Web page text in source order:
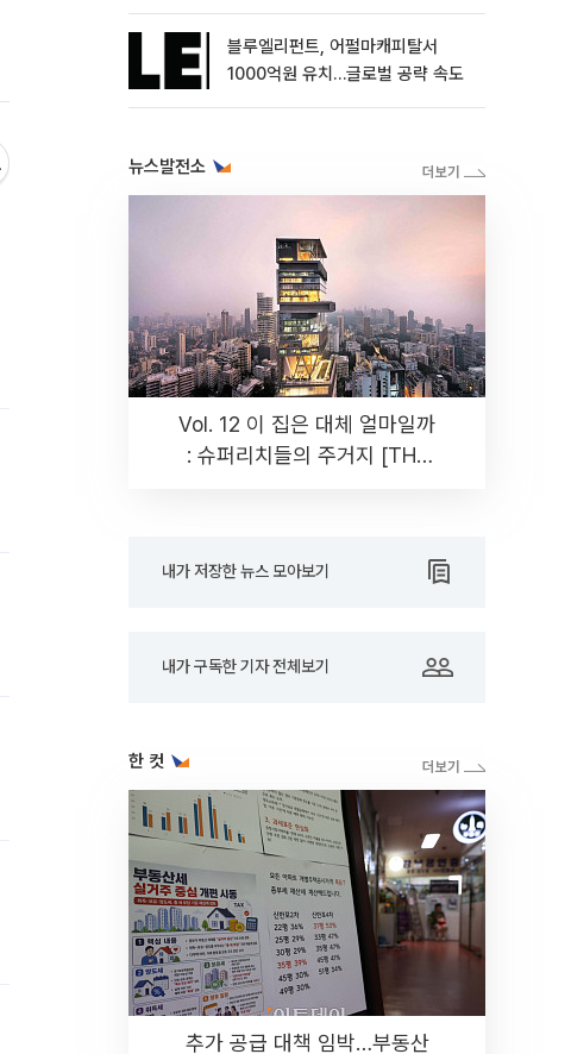
블루엘리펀트, 어펄마캐피탈서
1000억원 유치…글로벌 공략 속도
뉴스발전소
Vol. 12 이 집은 대체 얼마일까
: 슈퍼리치들의 주거지 [THE
내가 저장한 뉴스 모아보기
내가 구독한 기자 전체보기
한 컷
추가 공급 대책 임박…부동산